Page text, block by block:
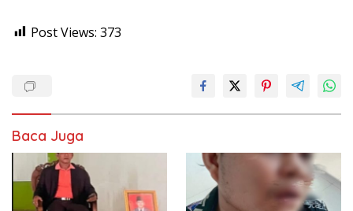
Post Views: 373
Baca Juga